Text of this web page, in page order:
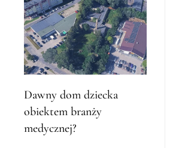
Dawny dom dziecka
obiektem branży
medycznej?